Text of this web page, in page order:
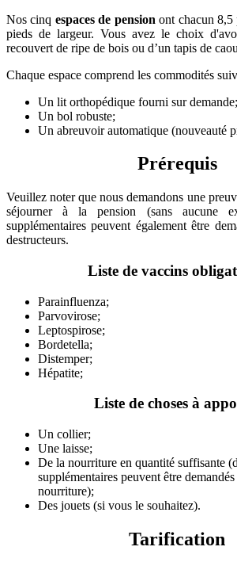
Nos cinq espaces de pension ont chacun 8,5
pieds de largeur. Vous avez le choix
recouvert de ripe de bois ou d’un tapis de
Chaque espace comprend les commodités
Un lit orthopédique fourni sur demande;
Un bol robuste;
Un abreuvoir automatique (nouveauté
Prérequis
Veuillez noter que nous demandons une
séjourner à la pension (sans aucune
supplémentaires peuvent également être
destructeurs.
Liste de vaccins
Parainfluenza;
Parvovirose;
Leptospirose;
Bordetella;
Distemper;
Hépatite;
Liste de choses à
Un collier;
Une laisse;
De la nourriture en quantité suffisante
supplémentaires peuvent être
nourriture);
Des jouets (si vous le souhaitez).
Tarification